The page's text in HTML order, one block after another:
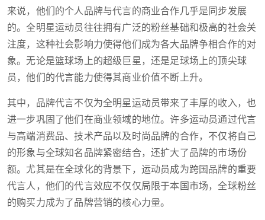
来说，他们的个人品牌与代言的商业合作几乎是同步发展
的。全明星运动员往往拥有广泛的粉丝基础和极高的社会关
注度，这种社会影响力使得他们成为各大品牌争相合作的对
象。无论是篮球场上的超级巨星，还是足球场上的顶尖球
员，他们的代言能力使得其商业价值不断上升。
其中，品牌代言不仅为全明星运动员带来了丰厚的收入，也
进一步巩固了他们在商业领域的地位。许多运动员通过代言
与高端消费品、技术产品以及时尚品牌的合作，不仅将自己
的形象与全球知名品牌紧密结合，还扩大了品牌的市场份
额。尤其是在全球化的背景下，运动员成为跨国品牌的重要
代言人，他们的代言效应不仅仅局限于本国市场，全球粉丝
的购买力成为了品牌营销的核心力量。